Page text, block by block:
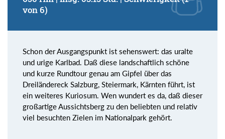
von 6)
Schon der Ausgangspunkt ist sehenswert: das uralte
und urige Karlbad. Daß diese landschaftlich schöne
und kurze Rundtour genau am Gipfel über das
Dreiländereck Salzburg, Steiermark, Kärnten führt, ist
ein weiteres Kuriosum. Wen wundert es da, daß dieser
großartige Aussichtsberg zu den beliebten und relativ
viel besuchten Zielen im Nationalpark gehört.